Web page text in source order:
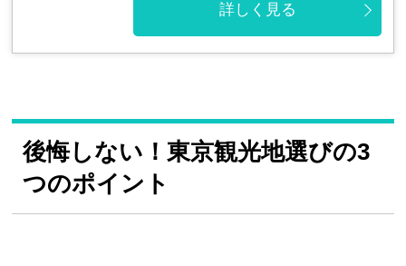
詳しく見る
後悔しない！東京観光地選びの3
つのポイント